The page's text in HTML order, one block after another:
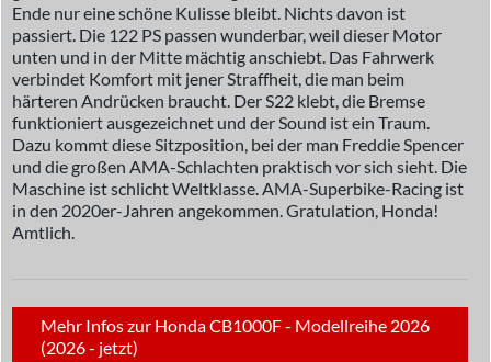
Ende nur eine schöne Kulisse bleibt. Nichts davon ist
passiert. Die 122 PS passen wunderbar, weil dieser Motor
unten und in der Mitte mächtig anschiebt. Das Fahrwerk
verbindet Komfort mit jener Straffheit, die man beim
härteren Andrücken braucht. Der S22 klebt, die Bremse
funktioniert ausgezeichnet und der Sound ist ein Traum.
Dazu kommt diese Sitzposition, bei der man Freddie Spencer
und die großen AMA-Schlachten praktisch vor sich sieht. Die
Maschine ist schlicht Weltklasse. AMA-Superbike-Racing ist
in den 2020er-Jahren angekommen. Gratulation, Honda!
Amtlich.
Mehr Infos zur Honda CB1000F - Modellreihe 2026
(2026 - jetzt)